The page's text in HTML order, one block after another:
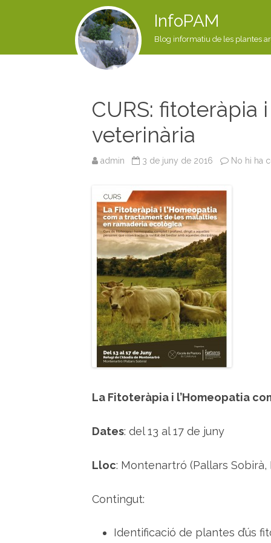
InfoPAM
Blog informatiu de les plantes
CURS: fitoteràpia
veterinària
admin 3 de juny de 2016 No hi ha
La Fitoteràpia i l’Homeopatia
Dates: del 13 al 17 de juny
Lloc: Montenartró (Pallars Sobirà,
Contingut:
Identificació de plantes d’ús